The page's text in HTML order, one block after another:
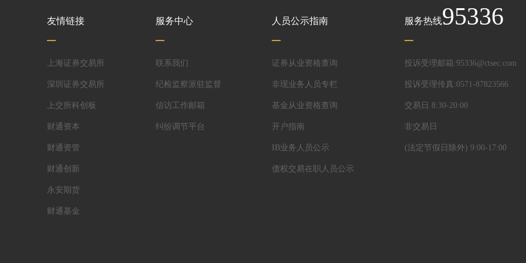
友情链接
上海证券交易所
深圳证券交易所
上交所科创板
财通资本
财通资管
财通创新
永安期货
财通基金
服务中心
联系我们
纪检监察派驻监督
信访工作邮箱
纠纷调节平台
人员公示指南
证券从业资格查询
非现业务人员专栏
基金从业资格查询
开户指南
IB业务人员公示
债权交易在职人员公示
服务热线95336
投诉受理邮箱:95336@ctsec.com
投诉受理传真:0571-87823566
交易日 8:30-20:00
非交易日
(法定节假日除外) 9:00-17:00